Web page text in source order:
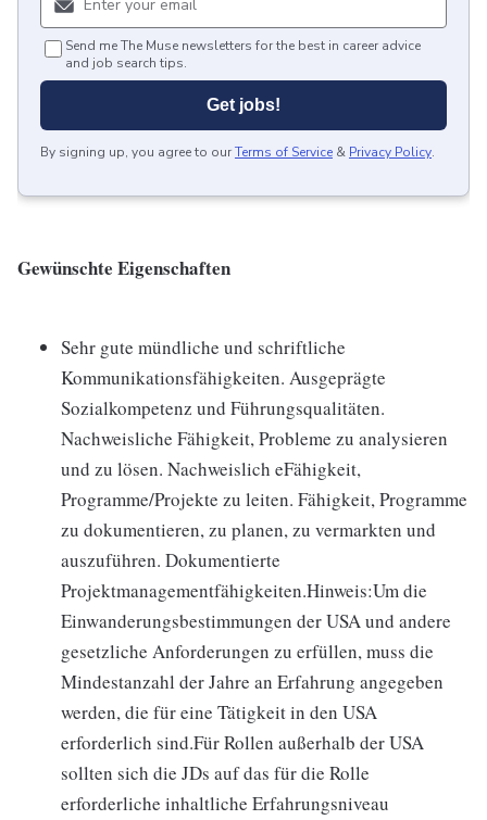
Send me The Muse newsletters for the best in career advice
and job search tips.
Get jobs!
By signing up, you agree to ourTerms of Service & Privacy Policy.
Gewünschte Eigenschaften
Sehr gute mündliche und schriftliche
Kommunikationsfähigkeiten. Ausgeprägte
Sozialkompetenz und Führungsqualitäten.
Nachweisliche Fähigkeit, Probleme zu analysieren
und zu lösen. Nachweislich eFähigkeit,
Programme/Projekte zu leiten. Fähigkeit, Programme
zu dokumentieren, zu planen, zu vermarkten und
auszuführen. Dokumentierte
Projektmanagementfähigkeiten.Hinweis:Um die
Einwanderungsbestimmungen der USA und andere
gesetzliche Anforderungen zu erfüllen, muss die
Mindestanzahl der Jahre an Erfahrung angegeben
werden, die für eine Tätigkeit in den USA
erforderlich sind.Für Rollen außerhalb der USA
sollten sich die JDs auf das für die Rolle
erforderliche inhaltliche Erfahrungsniveau